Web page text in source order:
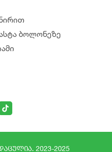
ბოლონეზე
2023-2025